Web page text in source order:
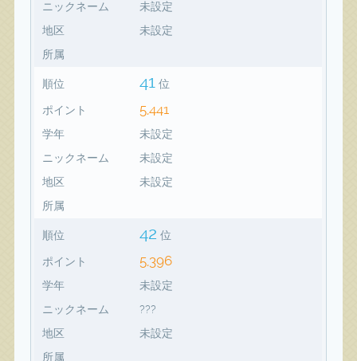
ニックネーム
未設定
地区
未設定
所属
順位 41 位
ポイント 5,441
学年
未設定
ニックネーム
未設定
地区
未設定
所属
順位 42 位
ポイント 5,396
学年
未設定
ニックネーム
???
地区
未設定
所属